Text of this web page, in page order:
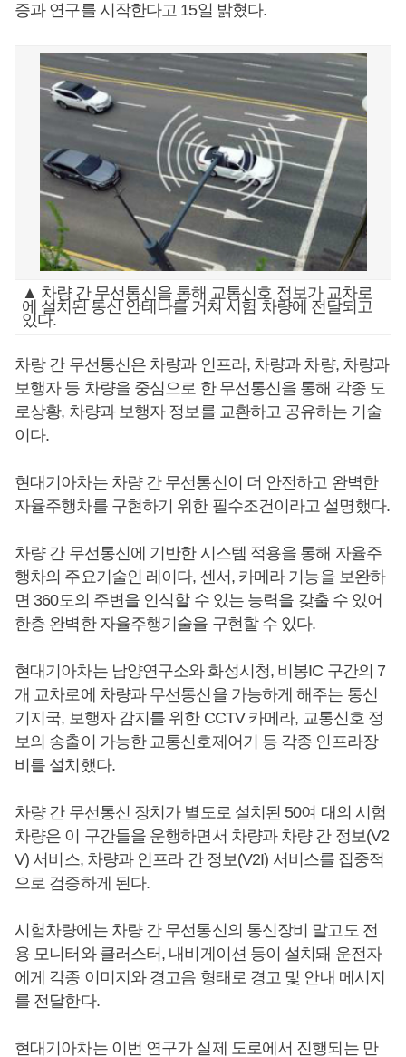
증과 연구를 시작한다고 15일 밝혔다.
▲ 차량 간 무선통신을 통해 교통신호 정보가 교차로
에 설치된 통신 안테나를 거쳐 시험 차량에 전달되고
있다.
차랑 간 무선통신은 차량과 인프라, 차량과 차량, 차량과
보행자 등 차량을 중심으로 한 무선통신을 통해 각종 도
로상황, 차량과 보행자 정보를 교환하고 공유하는 기술
이다.
현대기아차는 차량 간 무선통신이 더 안전하고 완벽한
자율주행차를 구현하기 위한 필수조건이라고 설명했다.
차량 간 무선통신에 기반한 시스템 적용을 통해 자율주
행차의 주요기술인 레이다, 센서, 카메라 기능을 보완하
면 360도의 주변을 인식할 수 있는 능력을 갖출 수 있어
한층 완벽한 자율주행기술을 구현할 수 있다.
현대기아차는 남양연구소와 화성시청, 비봉IC 구간의 7
개 교차로에 차량과 무선통신을 가능하게 해주는 통신
기지국, 보행자 감지를 위한 CCTV 카메라, 교통신호 정
보의 송출이 가능한 교통신호제어기 등 각종 인프라장
비를 설치했다.
차량 간 무선통신 장치가 별도로 설치된 50여 대의 시험
차량은 이 구간들을 운행하면서 차량과 차량 간 정보(V2
V) 서비스, 차량과 인프라 간 정보(V2I) 서비스를 집중적
으로 검증하게 된다.
시험차량에는 차량 간 무선통신의 통신장비 말고도 전
용 모니터와 클러스터, 내비게이션 등이 설치돼 운전자
에게 각종 이미지와 경고음 형태로 경고 및 안내 메시지
를 전달한다.
현대기아차는 이번 연구가 실제 도로에서 진행되는 만